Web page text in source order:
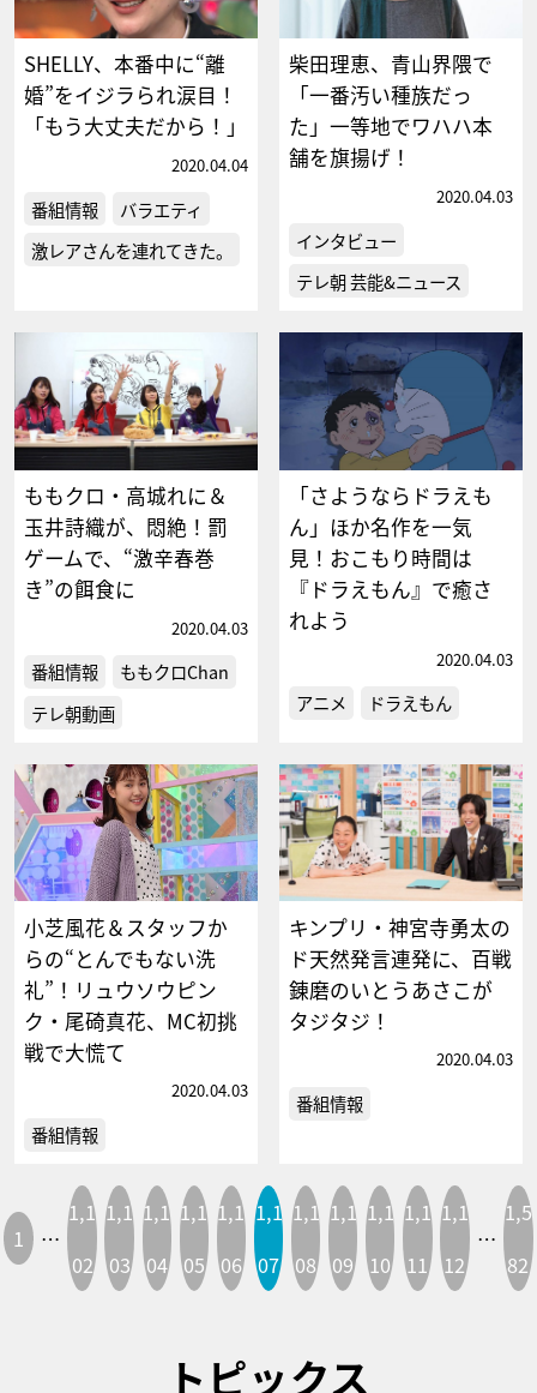
SHELLY、本番中に“離
婚”をイジラられ涙目！
「もう大丈夫だから！」
2020.04.04
番組情報
バラエティ
激レアさんを連れてきた。
柴田理恵、青山界隈で
「一番汚い種族だっ
た」一等地でワハハ本
舗を旗揚げ！
2020.04.03
インタビュー
テレ朝 芸能&ニュース
ももクロ・高城れに＆
玉井詩織が、悶絶！罰
ゲームで、“激辛春巻
き”の餌食に
2020.04.03
番組情報
ももクロChan
テレ朝動画
「さようならドラえも
ん」ほか名作を一気
見！おこもり時間は
『ドラえもん』で癒さ
れよう
2020.04.03
アニメ ドラえもん
小芝風花＆スタッフか
らの“とんでもない洗
礼”！リュウソウピン
ク・尾碕真花、MC初挑
戦で大慌て
2020.04.03
番組情報
キンプリ・神宮寺勇太の
ド天然発言連発に、百戦
錬磨のいとうあさこが
タジタジ！
2020.04.03
番組情報
1 …
1,1
02
1,1
03
1,1
04
1,1
05
1,1
06
1,1
07
1,1
08
1,1
09
1,1
10
1,1
11
1,1
12
…
1,5
82
トピックス